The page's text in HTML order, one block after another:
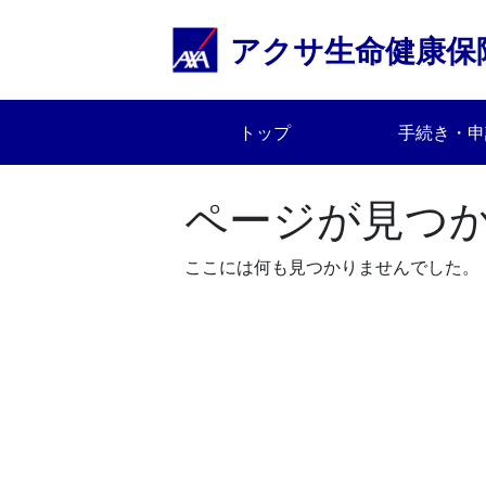
アクサ生命健康
トップ 手続き・
ページが見つ
ここには何も見つかりませんでした。